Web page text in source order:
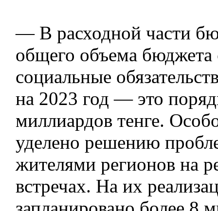
— В расходной части
общего объема бюджета
социальные
на 2023 год — это
миллиардов тенге.
уделено решению
жителями регионов на
встречах. На их